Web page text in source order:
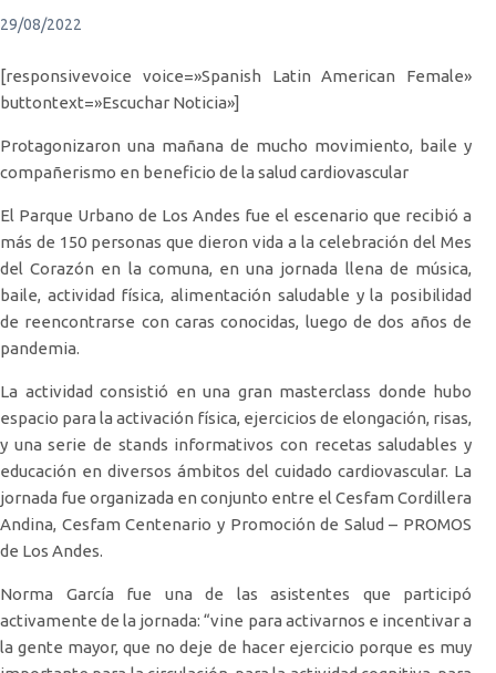
29/08/2022
[responsivevoice voice=»Spanish Latin American Female»
buttontext=»Escuchar Noticia»]
Protagonizaron una mañana de mucho movimiento, baile y
compañerismo en beneficio de la salud cardiovascular
El Parque Urbano de Los Andes fue el escenario que recibió a
más de 150 personas que dieron vida a la celebración del Mes
del Corazón en la comuna, en una jornada llena de música,
baile, actividad física, alimentación saludable y la posibilidad
de reencontrarse con caras conocidas, luego de dos años de
pandemia.
La actividad consistió en una gran masterclass donde hubo
espacio para la activación física, ejercicios de elongación, risas,
y una serie de stands informativos con recetas saludables y
educación en diversos ámbitos del cuidado cardiovascular. La
jornada fue organizada en conjunto entre el Cesfam Cordillera
Andina, Cesfam Centenario y Promoción de Salud – PROMOS
de Los Andes.
Norma García fue una de las asistentes que participó
activamente de la jornada: “vine para activarnos e incentivar a
la gente mayor, que no deje de hacer ejercicio porque es muy